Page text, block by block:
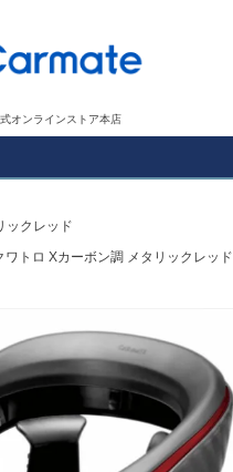
オンラインストア本店
ックレッド
トロ Xカーボン調 メタリックレッド